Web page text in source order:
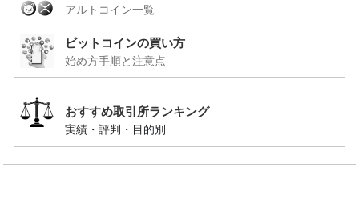
アルトコイン一覧
ビットコインの買い方
始め方手順と注意点
おすすめ取引所ランキング
実績・評判・目的別